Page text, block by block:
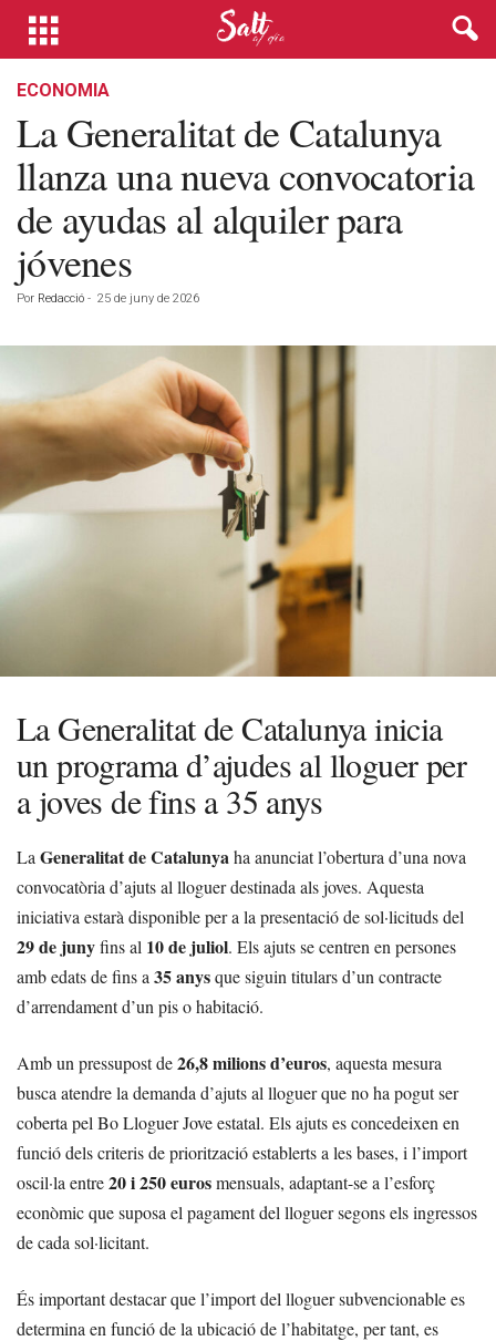
ECONOMIA
La Generalitat de Catalunya
llanza una nueva convocatoria
de ayudas al alquiler para
jóvenes
Por Redacció - 25 de juny de 2026
La Generalitat de Catalunya inicia
un programa d’ajudes al lloguer per
a joves de fins a 35 anys
La Generalitat de Catalunyaha anunciat l’obertura d’una nova
convocatòria d’ajuts al lloguer destinada als joves. Aquesta
iniciativa estarà disponible per a la presentació de sol·licituds del
29 de junyfins al 10 de juliol. Els ajuts se centren en persones
amb edats de fins a 35 anysque siguin titulars d’un contracte
d’arrendament d’un pis o habitació.
Amb un pressupost de26,8 milions d’euros, aquesta mesura
busca atendre la demanda d’ajuts al lloguer que no ha pogut ser
coberta pel Bo Lloguer Jove estatal. Els ajuts es concedeixen en
funció dels criteris de priorització establerts a les bases, i l’import
oscil·la entre20 i 250 eurosmensuals, adaptant-se a l’esforç
econòmic que suposa el pagament del lloguer segons els ingressos
de cada sol·licitant.
És important destacar que l’import del lloguer subvencionable es
determina en funció de la ubicació de l’habitatge, per tant, es